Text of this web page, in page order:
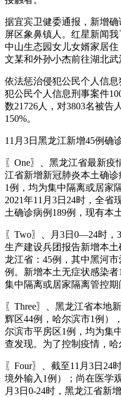
据宜宾卫健委通报，新增
屏区象鼻镇人。红星新闻
中山生态园女儿女婿家居住
文某和外孙小杰前往湖北武
依法惩治侵犯公民个人信
犯公民个人信息刑事案件
数21726人，对3803名被告
150%。
11月3日黑龙江新增45例确
〖One〗、黑龙江省最新疫
江省新增新冠肺炎本土确
1例，均为集中隔离或居家
2021年11月3日24时，全省
土确诊病例189例，现有本
〖Two〗、月3日0—24时，
生产建设兵团报告新增本
龙江省：45例，其中黑河
例。新增本土无症状感染
集中隔离或居家隔离管控期
〖Three〗、黑龙江省本地
辉区44例，哈尔滨市1例）
尔滨市平房区1例，均为集
查发现。为了控制疫情，哈
〖Four〗、截至11月3日24
境外输入1例）；尚在医学
月3日0-24时，黑龙江省新